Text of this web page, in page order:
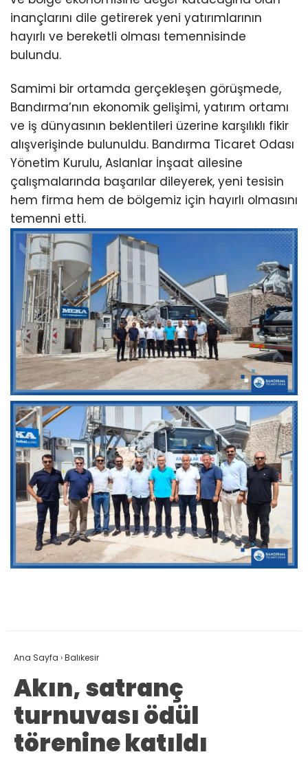
inançlarını dile getirerek yeni yatırımlarının
hayırlı ve bereketli olması temennisinde
bulundu.
Samimi bir ortamda gerçekleşen görüşmede,
Bandırma’nın ekonomik gelişimi, yatırım ortamı
ve iş dünyasının beklentileri üzerine karşılıklı fikir
alışverişinde bulunuldu. Bandırma Ticaret Odası
Yönetim Kurulu, Aslanlar İnşaat ailesine
çalışmalarında başarılar dileyerek, yeni tesisin
hem firma hem de bölgemiz için hayırlı olmasını
temenni etti.
Ana Sayfa ›Balıkesir
Akın, satranç
turnuvası ödül
törenine katıldı